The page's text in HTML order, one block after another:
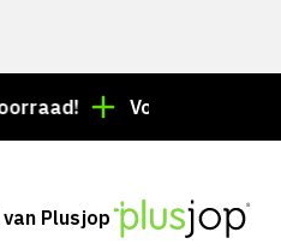
Voor 15:00 besteld =
Plusjop